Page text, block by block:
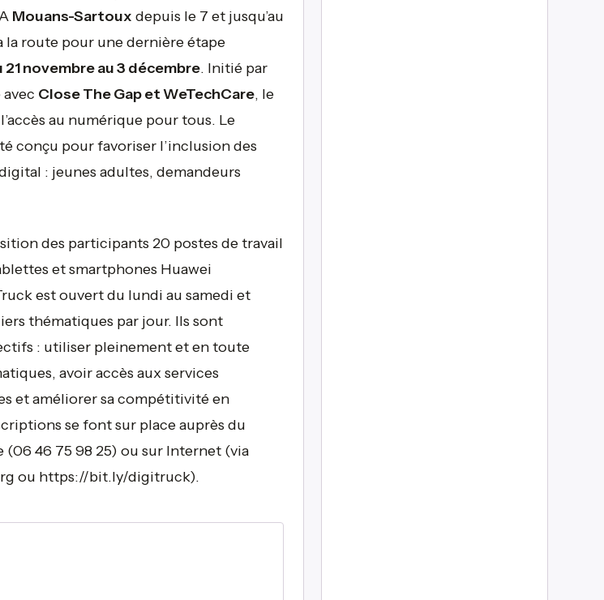
Mouans-Sartoux depuis le 7 et jusqu’au
la route pour une dernière étape
novembre au 3 décembre. Initié par
Close The Gap et WeTechCare, le
au numérique pour tous. Le
conçu pour favoriser l’inclusion des
: jeunes adultes, demandeurs
des participants 20 postes de travail
et smartphones Huawei
est ouvert du lundi au samedi et
thématiques par jour. Ils sont
: utiliser pleinement et en toute
avoir accès aux services
et améliorer sa compétitivité en
se font sur place auprès du
46 75 98 25) ou sur Internet (via
ou https://bit.ly/digitruck).